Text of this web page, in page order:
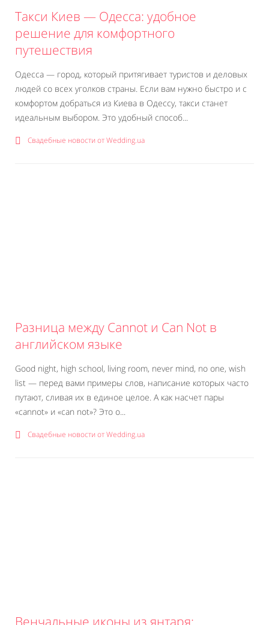
Такси Киев — Одесса: удобное
решение для комфортного
путешествия
Одесса — город, который притягивает туристов и деловых
людей со всех уголков страны. Если вам нужно быстро и с
комфортом добраться из Киева в Одессу, такси станет
идеальным выбором. Это удобный способ...
Свадебные новости от Wedding.ua
Разница между Cannot и Can Not в
английском языке
Good night, high school, living room, never mind, no one, wish
list — перед вами примеры слов, написание которых часто
путают, сливая их в единое целое. А как насчет пары
«‎cannot» и «‎can not»? Это о...
Свадебные новости от Wedding.ua
Венчальные иконы из янтаря: